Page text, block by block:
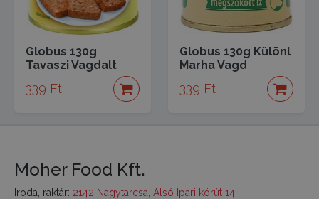
Globus 130g
Tavaszi Vagdalt
339 Ft
Globus 130g Különl
Marha Vagd
339 Ft
Moher Food Kft.
Iroda, raktár: 2142 Nagytarcsa, Alsó Ipari körút 14.